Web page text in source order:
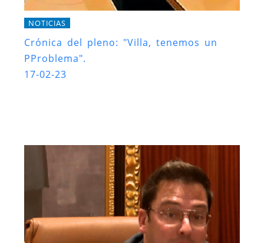
NOTICIAS
Crónica del pleno: "Villa, tenemos un
PProblema".
17-02-23